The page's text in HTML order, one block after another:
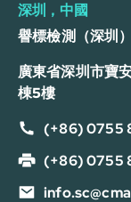
深圳，中國
譽標檢測（深圳
廣東省深圳市寶
棟5樓
(+86) 0755
(+86) 0755